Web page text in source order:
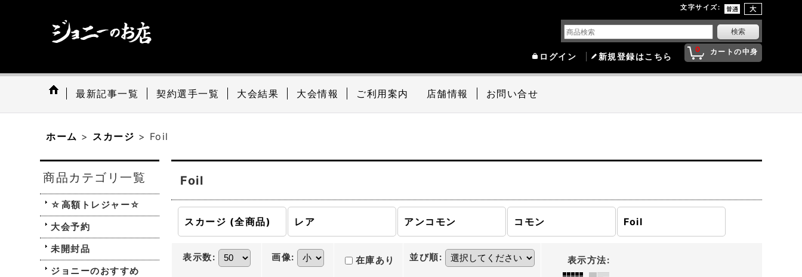
文字サイズ:
0 カートの中身
ログイン 新規登録はこちら
最新記事一覧 契約選手一覧 大会結果 大会情報 ご利用案内 店舗情報 お問い合せ
ホーム > スカージ > Foil
商品カテゴリ一覧
☆高額トレジャー☆
大会予約
未開封品
ジョニーのおすすめ
Foil
スカージ (全商品) レア アンコモン コモン Foil
表示数: 画像: 在庫あり 並び順: 表示方法: